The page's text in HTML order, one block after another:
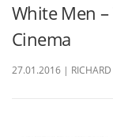
White Men
Cinema
27.01.2016 | RICHARD